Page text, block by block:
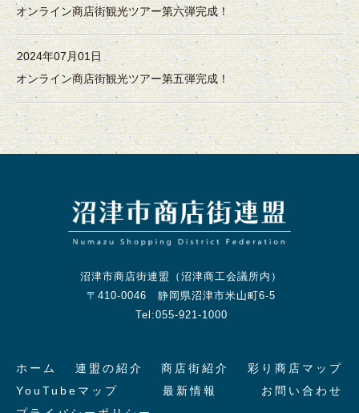
オンライン商店街観光ツアー第六弾完成！
2024年07月01日
オンライン商店街観光ツアー第五弾完成！
沼津市商店街連盟（沼津商工会議所内）
〒410-0046 静岡県沼津市米山町6-5
Tel:055-921-1000
ホーム 連盟の紹介 商店街紹介
彩り商店マップ
YouTubeマップ
最新情報
お問い合わせ